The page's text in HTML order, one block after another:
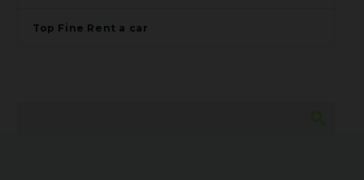
Top Fine Rent a car